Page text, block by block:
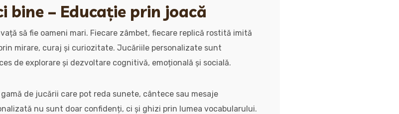
bine – Educație prin joacă
să fie oameni mari. Fiecare zâmbet, fiecare replică rostită imită
mirare, curaj și curiozitate. Jucăriile personalizate sunt
de explorare și dezvoltare cognitivă, emoțională și socială.
de jucării care pot reda sunete, cântece sau mesaje
nu sunt doar confidenți, ci și ghizi prin lumea vocabularului.